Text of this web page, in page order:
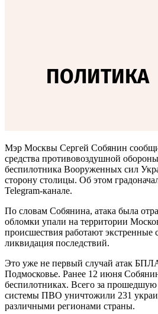
Мэр Москвы Сергей Собянин
средства противовоздушной
беспилотника Вооруженных сил
сторону столицы. Об этом
Telegram-канале.
По словам Собянина, атака была
обломки упали на территории
происшествия работают экстренные
ликвидация последствий.
Это уже не первый случай атак
Подмосковье. Ранее 12 июня
беспилотниках. Всего за прошедшую
системы ПВО уничтожили 231
различными регионами страны.